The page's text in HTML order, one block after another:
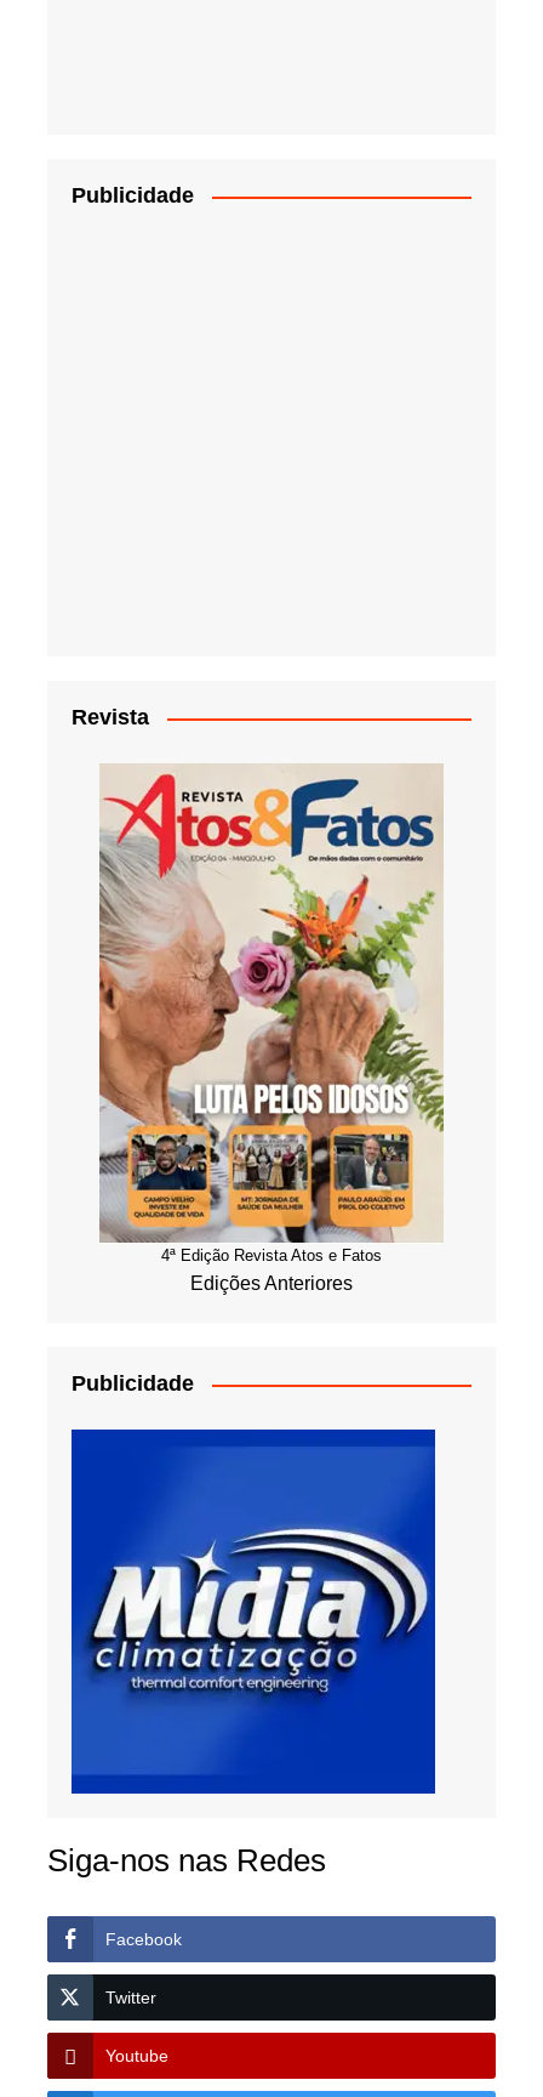
Publicidade
Revista
4ª Edição Revista Atos e Fatos
Edições Anteriores
Publicidade
Siga-nos nas Redes
Facebook
Twitter
Youtube